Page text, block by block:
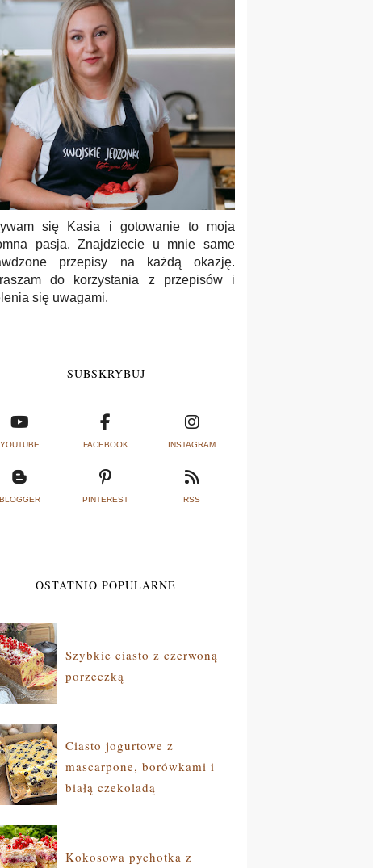
się Kasia i gotowanie to moja
pasja. Znajdziecie u mnie same
przepisy na każdą okazję.
do korzystania z przepisów i
się uwagami.
SUBSKRYBUJ
YOUTUBE FACEBOOK INSTAGRAM
BLOGGER PINTEREST RSS
OSTATNIO POPULARNE
Szybkie ciasto z czerwoną
porzeczką
Ciasto jogurtowe z
mascarpone, borówkami i
białą czekoladą
Kokosowa pychotka z